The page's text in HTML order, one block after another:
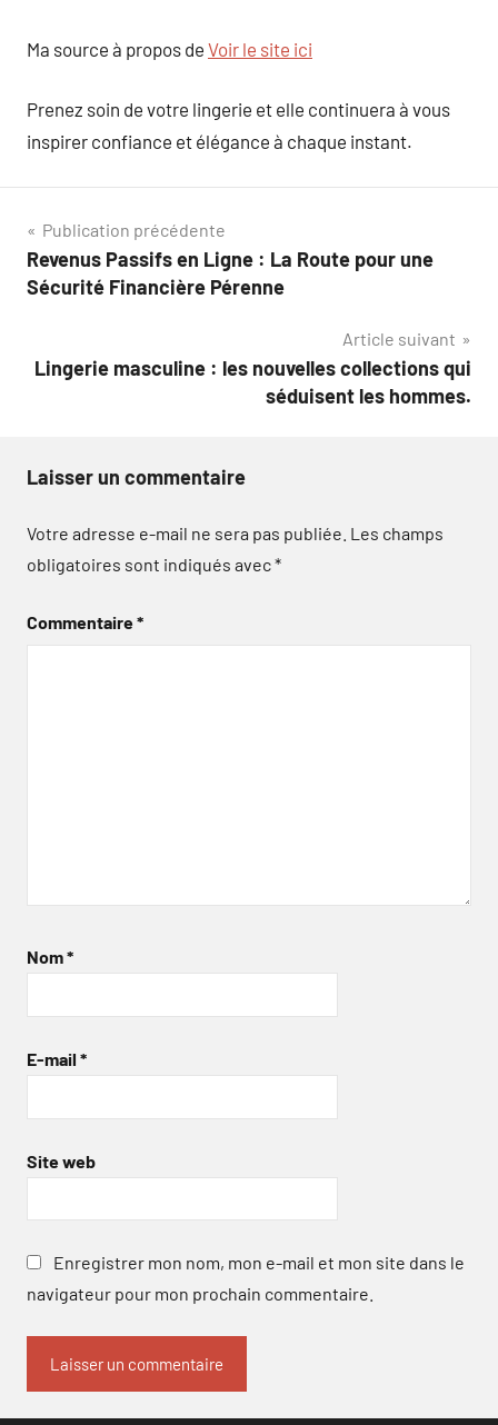
Ma source à propos de Voir le site ici
Prenez soin de votre lingerie et elle continuera à vous
inspirer confiance et élégance à chaque instant.
Navigation
de
Publication précédente
Revenus Passifs en Ligne : La Route pour une
Sécurité Financière Pérenne
Article suivant
Lingerie masculine : les nouvelles collections qui
séduisent les hommes.
Laisser un commentaire
Votre adresse e-mail ne sera pas publiée. Les champs
obligatoires sont indiqués avec*
Commentaire*
Nom*
E-mail *
Site web
Enregistrer mon nom, mon e-mail et mon site dans le
navigateur pour mon prochain commentaire.